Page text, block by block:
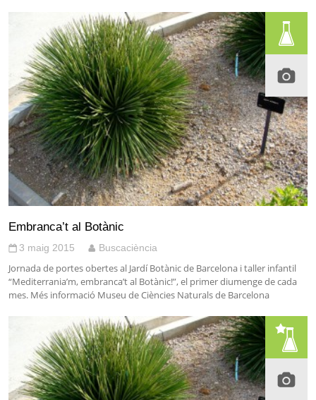
Embranca’t al Botànic
3 maig 2015 Buscaciència
Jornada de portes obertes al Jardí Botànic de Barcelona i taller infantil
“Mediterrania’m, embranca’t al Botànic!”, el primer diumenge de cada
mes. Més informació Museu de Ciències Naturals de Barcelona